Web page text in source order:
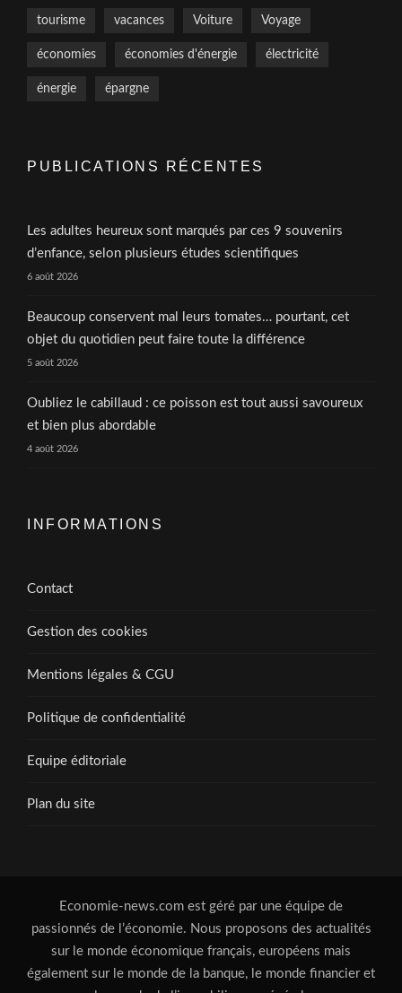
tourisme vacances Voiture Voyage
économies économies d'énergie électricité
énergie épargne
PUBLICATIONS RÉCENTES
Les adultes heureux sont marqués par ces 9 souvenirs
d’enfance, selon plusieurs études scientifiques
6 août 2026
Beaucoup conservent mal leurs tomates… pourtant, cet
objet du quotidien peut faire toute la différence
5 août 2026
Oubliez le cabillaud : ce poisson est tout aussi savoureux
et bien plus abordable
4 août 2026
INFORMATIONS
Contact
Gestion des cookies
Mentions légales & CGU
Politique de confidentialité
Equipe éditoriale
Plan du site
Economie-news.com est géré par une équipe de
passionnés de l’économie. Nous proposons des actualités
sur le monde économique français, européens mais
également sur le monde de la banque, le monde financier et